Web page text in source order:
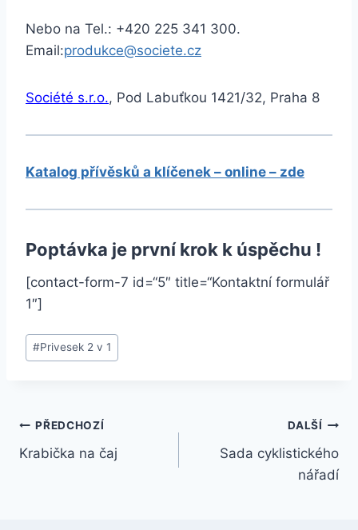
Nebo na Tel.: +420 225 341 300.
Email:produkce@societe.cz
Société s.r.o., Pod Labuťkou 1421/32, Praha 8
Katalog přívěsků a klíčenek – online – zde
Poptávka je první krok k úspěchu !
[contact-form-7 id=“5″ title=“Kontaktní formulář
1″]
#Privesek 2 v 1
PŘEDCHOZÍ
Krabička na čaj
DALŠÍ
Sada cyklistického
nářadí